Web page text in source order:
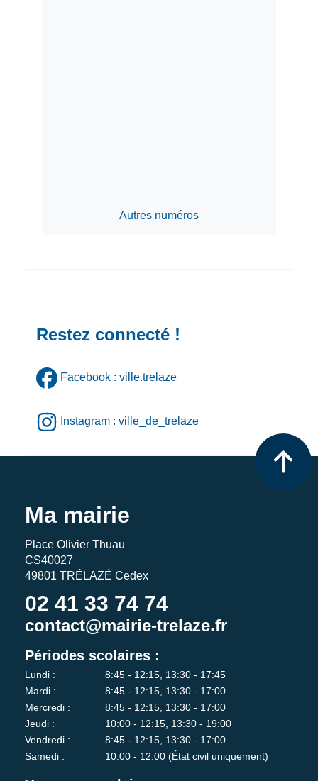
Autres numéros
Restez connecté !
Facebook : ville.trelaze
Instagram : ville_de_trelaze
Ma mairie
Place Olivier Thuau
CS40027
49801 TRÉLAZÉ Cedex
02 41 33 74 74
contact@mairie-trelaze.fr
Périodes scolaires :
Lundi :
8:45 - 12:15, 13:30 - 17:45
Mardi :
8:45 - 12:15, 13:30 - 17:00
Mercredi :
8:45 - 12:15, 13:30 - 17:00
Jeudi :
10:00 - 12:15, 13:30 - 19:00
Vendredi :
8:45 - 12:15, 13:30 - 17:00
Samedi :
10:00 - 12:00 (État civil uniquement)